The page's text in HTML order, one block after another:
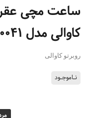
ساعت مچی
کاوالی مدل RV1G104P0041
روبرتو کاوالی
نـاموجـود